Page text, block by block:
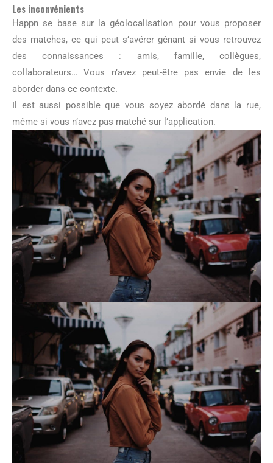
Les inconvénients
Happn se base sur la géolocalisation pour vous proposer
des matches, ce qui peut s’avérer gênant si vous retrouvez
des connaissances : amis, famille, collègues,
collaborateurs… Vous n’avez peut-être pas envie de les
aborder dans ce contexte.
Il est aussi possible que vous soyez abordé dans la rue,
même si vous n’avez pas matché sur l’application.